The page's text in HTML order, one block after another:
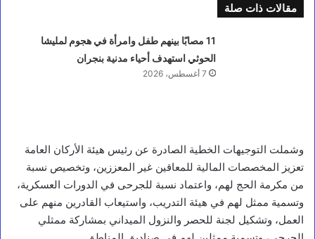
مقالات ذات صلة
11 مصابًا بينهم طفل وامرأة في هجوم لمليشا
الحوثي استهدف أحياء مدنية بنجران
7 أغسطس، 2026
وشملت التوجيهات الخطية الصادرة عن رئيس هيئة الأركان العامة
تعزيز المخصصات المالية للمعاقين غير المعززين، وتخصيص نسبة
من مكرمة الحج لهم، واعتماد نسبة للجرحى في الدورات العسكرية،
وتسمية ممثل لهم في هيئة التدريب، واستيعاب القادرين منهم على
العمل، وتشكيل لجنة للحصر والنزول الميداني بمشاركة ممثلي